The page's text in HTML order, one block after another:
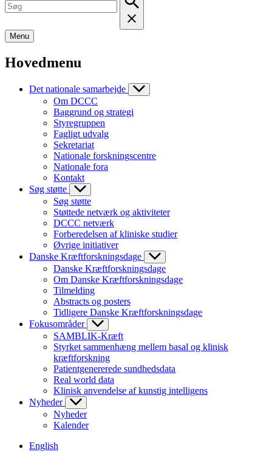
Menu
Hovedmenu
Det nationale samarbejde
Om DCCC
Baggrund og strategi
Styregruppen
Fagligt udvalg
Sekretariat
Nationale forskningscentre
Nationale fora
Kontakt
Søg støtte
Søg støtte
Støttede netværk og aktiviteter
DCCC netværk
Forberedelsen af kliniske studier
Øvrige initiativer
Danske Kræftforskningsdage
Danske Kræftforskningsdage
Om Danske Kræftforskningsdage
Tilmelding
Abstracts og posters
Tidligere Danske Kræftforskningsdage
Fokusområder
SAMBLIK-Kræft
Styrket sammenhæng mellem basal og klinisk
kræftforskning
Patientgenererede sundhedsdata
Real world data
Klinisk anvendelse af kunstig intelligens
Nyheder
Nyheder
Kalender
English